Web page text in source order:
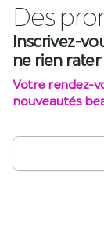
Des
promoti
Inscrivez-
ne rien rater